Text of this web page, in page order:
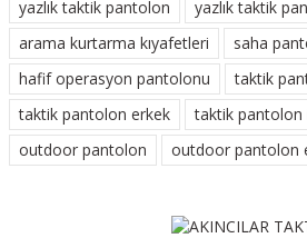
Ürün fiyatı diğer sitelerden daha
Bu ürüne benzer farklı alternatifler
Ürün
yazlık taktik pantolon
yazlık taktik
arama kurtarma kıyafetleri
saha
hafif operasyon pantolonu
taktik
taktik pantolon erkek
taktik pantolon
outdoor pantolon
outdoor pantolon